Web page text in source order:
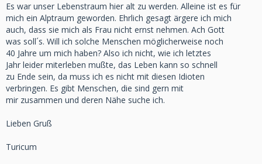
Es war unser Lebenstraum hier alt zu werden. Alleine ist es für
mich ein Alptraum geworden. Ehrlich gesagt ärgere ich mich
auch, dass sie mich als Frau nicht ernst nehmen. Ach Gott
was soll´s. Will ich solche Menschen möglicherweise noch
40 Jahre um mich haben? Also ich nicht, wie ich letztes
Jahr leider miterleben mußte, das Leben kann so schnell
zu Ende sein, da muss ich es nicht mit diesen Idioten
verbringen. Es gibt Menschen, die sind gern mit
mir zusammen und deren Nähe suche ich.
Lieben Gruß
Turicum